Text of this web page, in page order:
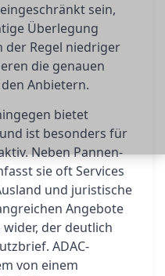
sein,
Überlegung
der Regel niedriger
die genauen
Anbietern.
bietet
ist besonders für
Neben Pannen-
sie oft Services
und juristische
Angebote
der deutlich
ADAC-
von einem